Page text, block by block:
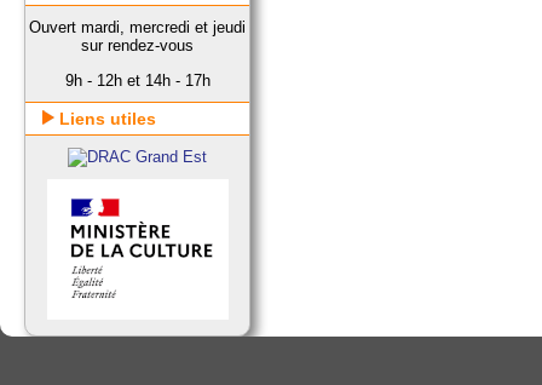
Ouvert mardi, mercredi et jeudi
sur rendez-vous
9h - 12h et 14h - 17h
Liens utiles